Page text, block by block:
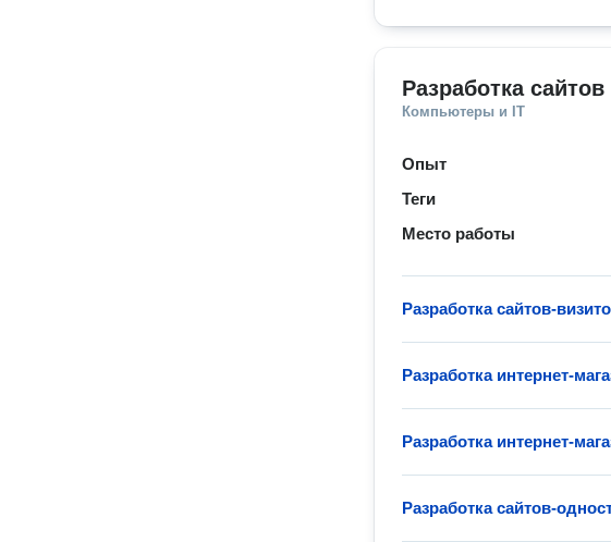
Разработка
Компьютеры и IT
Опыт
Теги
Место работы
Разработка сайтов-
Разработка интернет-
Разработка интернет-
Разработка сайтов-